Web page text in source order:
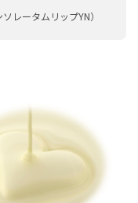
レータムリップYN）